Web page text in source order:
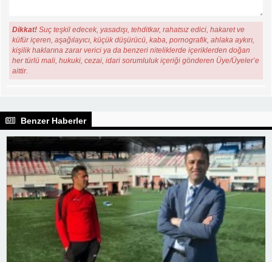
Dikkat! Suç teşkil edecek, yasadışı, tehditkar, rahatsız edici, hakaret ve
küfür içeren, aşağılayıcı, küçük düşürücü, kaba, pornografik, ahlaka aykırı,
kişilik haklarına zarar verici ya da benzeri niteliklerde içeriklerden doğan
her türlü mali, hukuki, cezai, idari sorumluluk içeriği gönderen Üye/Üyeler’e
aittir.
Benzer Haberler